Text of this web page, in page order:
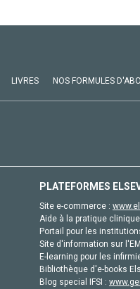
LIVRES NOS FORMULES
PLATEFORMES
Site e-commerce :
Aide à la pratique
Portail pour les
Site d'information sur
E-learning pour les
Bibliothèque d'e-books
Blog special IFSI :